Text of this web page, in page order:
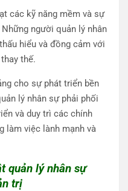
các kỹ năng mềm và sự
người quản lý nhân
hiểu và đồng cảm với
thế.
cho sự phát triển bền
lý nhân sự phải phối
và duy trì các chính
làm việc lành mạnh và
quản lý nhân sự
trị